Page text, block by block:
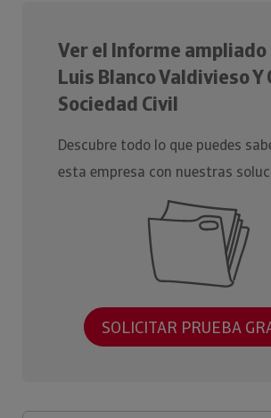
Ver el Informe ampliado
Luis Blanco Valdivieso Y
Sociedad Civil
Descubre todo lo que puedes
esta empresa con nuestras
SOLICITAR PRUEBA